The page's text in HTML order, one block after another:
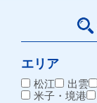
エリア
松江 出雲
米子・境港